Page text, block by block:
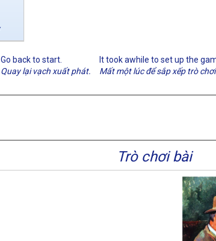
Go back to start.
Quay lại vạch xuất phát.
It took awhile to set up the
Mất một lúc để sắp xếp trò
Trò chơi bài